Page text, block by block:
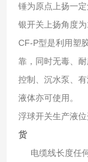
锤为原点上扬一
银开关上扬角度
CF-P型是利用塑
靠，同时无毒、
控制、沉水泵、
液体亦可使用。
浮球开关生产液位
货
电缆线长度任何